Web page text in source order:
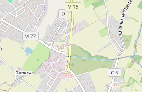
Formulaires
Marchés publics
SOCIAL &
SOLIDARITÉ
Actions municipales
La commission
intergénérationnelle
Maison de retraite La
chartreuse
Les établissements
médico-sociaux